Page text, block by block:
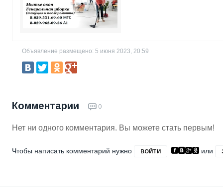
Объявление размещено: 5 июня 2023, 20:59
Комментарии 0
Нет ни одного комментария. Вы можете стать первым!
Чтобы написать комментарий нужно ВОЙТИ или